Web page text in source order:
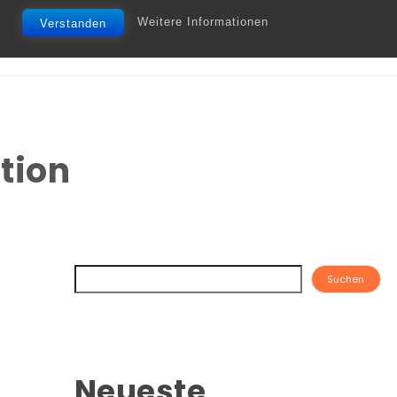
Verstanden Weitere Informationen
Suchen